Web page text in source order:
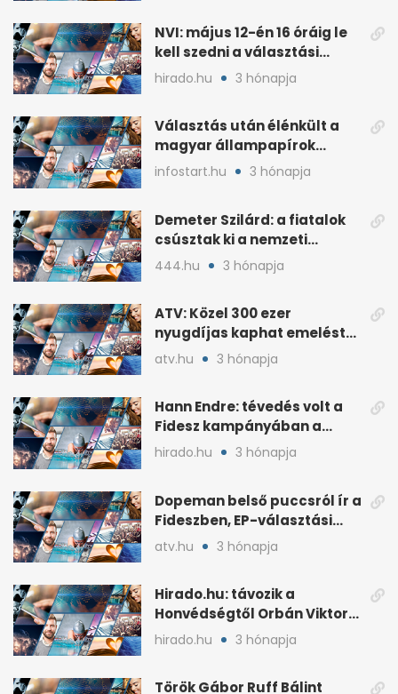
NVI: május 12-én 16 óráig le
kell szedni a választási
plakátokat
hirado.hu 3 hónapja
Választás után élénkült a
magyar állampapírok
lakossági értékesítése
infostart.hu 3 hónapja
Demeter Szilárd: a fiatalok
csúsztak ki a nemzeti
kultúrából
444.hu 3 hónapja
ATV: Közel 300 ezer
nyugdíjas kaphat emelést
idén a Tisza terve szerint
atv.hu 3 hónapja
Hann Endre: tévedés volt a
Fidesz kampányában a
háborús veszély
hirado.hu 3 hónapja
Dopeman belső puccsról ír a
Fideszben, EP-választási
árral
atv.hu 3 hónapja
Hirado.hu: távozik a
Honvédségtől Orbán Viktor
fia, Orbán Gáspár
hirado.hu 3 hónapja
Török Gábor Ruff Bálint